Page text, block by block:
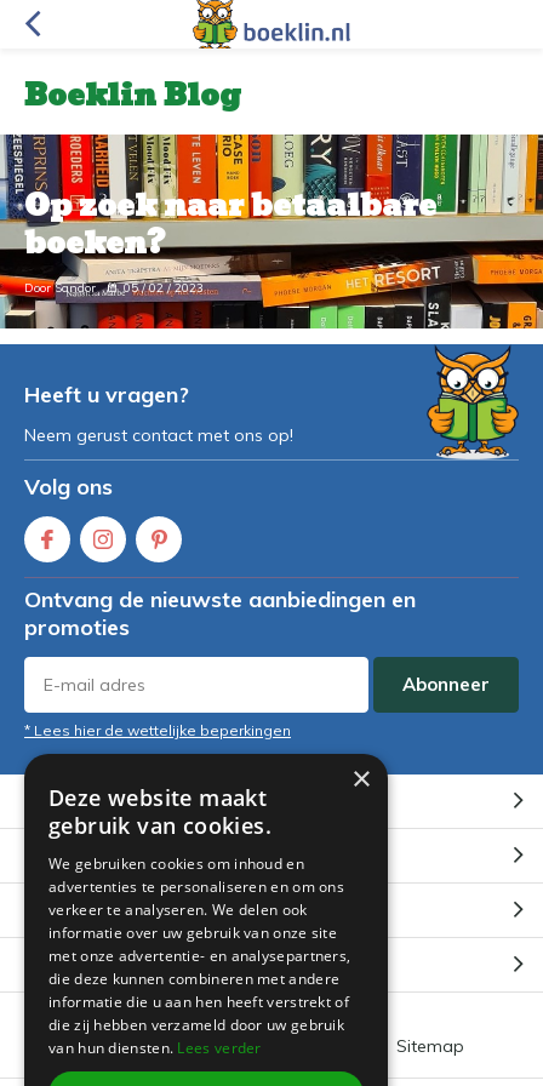
Boeklin Blog
Op zoek naar betaalbare
boeken?
Door Sandor 05 / 02 / 2023
Heeft u vragen?
Neem gerust contact met ons op!
Volg ons
Ontvang de nieuwste aanbiedingen en
promoties
Abonneer
* Lees hier de wettelijke beperkingen
Klantenservice
Mijn account
Categorieën
Contact
Algemene voorwaarden Sitemap
×
Deze website maakt
gebruik van cookies.
We gebruiken cookies om inhoud en
advertenties te personaliseren en om ons
verkeer te analyseren. We delen ook
informatie over uw gebruik van onze site
met onze advertentie- en analysepartners,
die deze kunnen combineren met andere
informatie die u aan hen heeft verstrekt of
die zij hebben verzameld door uw gebruik
van hun diensten. Lees verder